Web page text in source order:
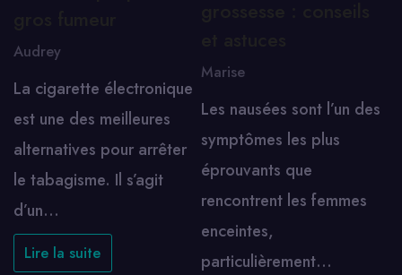
Audrey
La cigarette électronique
est une des meilleures
alternatives pour arrêter
le tabagisme. Il s’agit
d’un…
Lire la suite
Marise
Les nausées sont l’un des
symptômes les plus
éprouvants que
rencontrent les femmes
enceintes,
particulièrement…